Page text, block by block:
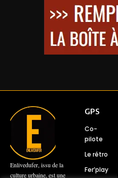
Enlivedufer, issu de la
culture urbaine, est une
GPS
Co-
pilote
Le rétro
Fer’play